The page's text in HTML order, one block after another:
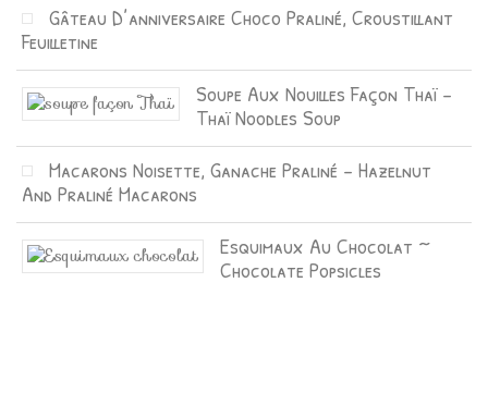
Gâteau D’anniversaire Choco Praliné, Croustillant
Feuilletine
Soupe Aux Nouilles Façon Thaï –
Thaï Noodles Soup
Macarons Noisette, Ganache Praliné – Hazelnut
And Praliné Macarons
Esquimaux Au Chocolat ~
Chocolate Popsicles